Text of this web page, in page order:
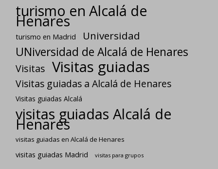
turismo en Alcalá de
Henares
turismo en Madrid Universidad
UNiversidad de Alcalá de Henares
Visitas Visitas guiadas
Visitas guiadas a Alcalá de Henares
Visitas guiadas Alcalá
visitas guiadas Alcalá de
Henares
visitas guiadas en Alcalá de Henares
visitas guiadas Madrid visitas para grupos